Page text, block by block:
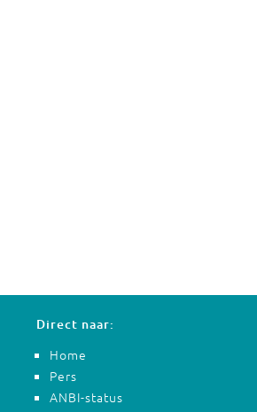
Direct naar:
Home
Pers
ANBI-status